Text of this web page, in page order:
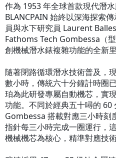
作為 1953 年全球首款現代潛
BLANCPAIN 始終以深海探索
員與水下研究員 Laurent
Fathoms Tech Gombessa（
創機械潛水錶複雜功能的全新里
隨著閉路循環潛水技術普及，
數小時，傳統六十分鐘計時圈
珀為此研發專屬自動機芯，實
功能。不同於經典五十噚的 60
Gombessa 搭載對應三小時刻
指針每三小時完成一圈運行，
機械機芯為核心，精準對應技